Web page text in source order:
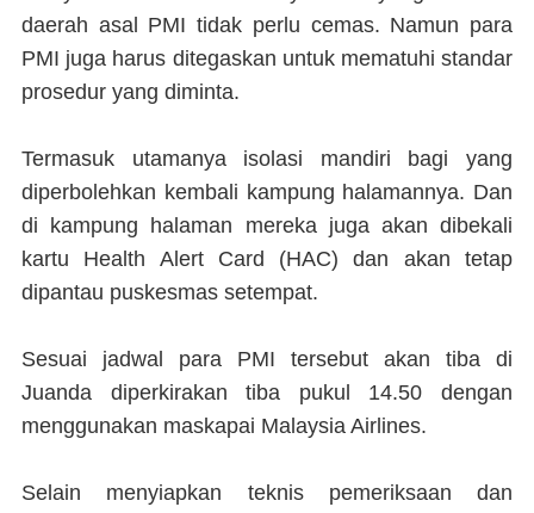
daerah asal PMI tidak perlu cemas. Namun para
PMI juga harus ditegaskan untuk mematuhi standar
prosedur yang diminta.
Termasuk utamanya isolasi mandiri bagi yang
diperbolehkan kembali kampung halamannya. Dan
di kampung halaman mereka juga akan dibekali
kartu Health Alert Card (HAC) dan akan tetap
dipantau puskesmas setempat.
Sesuai jadwal para PMI tersebut akan tiba di
Juanda diperkirakan tiba pukul 14.50 dengan
menggunakan maskapai Malaysia Airlines.
Selain menyiapkan teknis pemeriksaan dan